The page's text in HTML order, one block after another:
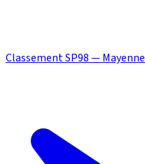
Classement SP98 — Mayenne